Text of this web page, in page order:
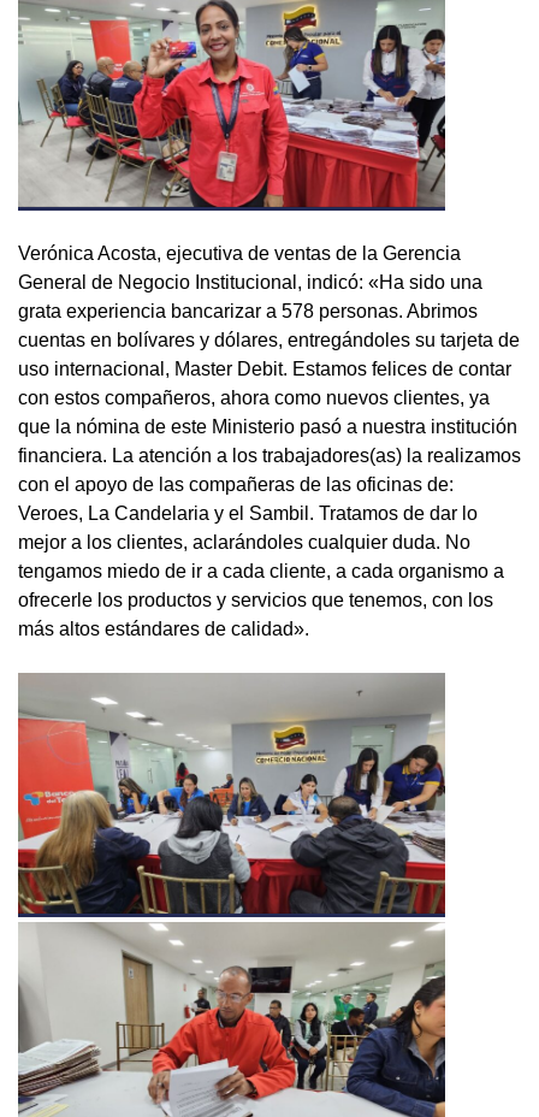
Verónica Acosta, ejecutiva de ventas de la Gerencia
General de Negocio Institucional, indicó: «Ha sido una
grata experiencia bancarizar a 578 personas. Abrimos
cuentas en bolívares y dólares, entregándoles su tarjeta de
uso internacional, Master Debit. Estamos felices de contar
con estos compañeros, ahora como nuevos clientes, ya
que la nómina de este Ministerio pasó a nuestra institución
financiera. La atención a los trabajadores(as) la realizamos
con el apoyo de las compañeras de las oficinas de:
Veroes, La Candelaria y el Sambil. Tratamos de dar lo
mejor a los clientes, aclarándoles cualquier duda. No
tengamos miedo de ir a cada cliente, a cada organismo a
ofrecerle los productos y servicios que tenemos, con los
más altos estándares de calidad».